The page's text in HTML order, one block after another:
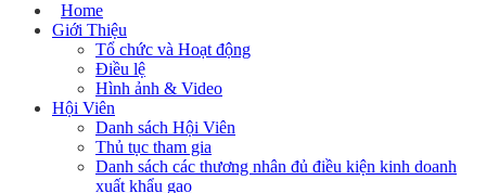
Home
Giới Thiệu
Tổ chức và Hoạt động
Điều lệ
Hình ảnh & Video
Hội Viên
Danh sách Hội Viên
Thủ tục tham gia
Danh sách các thương nhân đủ điều kiện kinh doanh
xuất khẩu gạo